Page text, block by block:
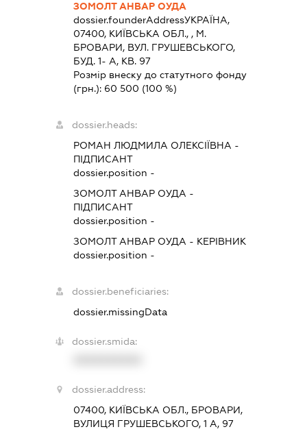
ЗОМОЛТ АНВАР ОУДА
dossier.founderAddressУКРАЇНА,
07400, КИЇВСЬКА ОБЛ., , М.
БРОВАРИ, ВУЛ. ГРУШЕВСЬКОГО,
БУД. 1- А, КВ. 97
Розмір внеску до статутного фонду
(грн.): 60 500 (100 %)
dossier.heads:
РОМАН ЛЮДМИЛА ОЛЕКСІЇВНА -
ПІДПИСАНТ
dossier.position -
ЗОМОЛТ АНВАР ОУДА -
ПІДПИСАНТ
dossier.position -
ЗОМОЛТ АНВАР ОУДА - КЕРІВНИК
dossier.position -
dossier.beneficiaries:
dossier.missingData
dossier.smida:
dossier.address:
07400, КИЇВСЬКА ОБЛ., БРОВАРИ,
ВУЛИЦЯ ГРУШЕВСЬКОГО, 1 А, 97